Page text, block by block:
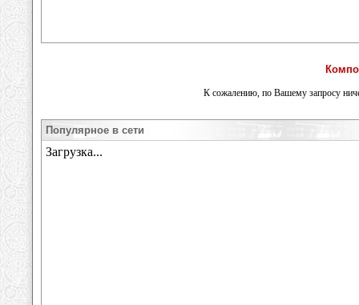
К сожалению, по Вашему запросу
Популярное в сети